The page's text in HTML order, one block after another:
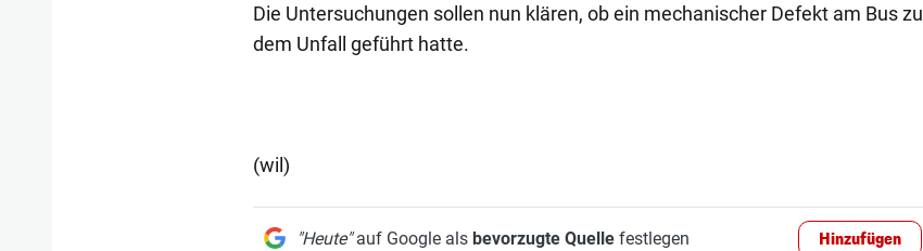
Die Untersuchungen sollen nun klären, ob ein mechanischer Defekt am Bus zu
dem Unfall geführt hatte.
(wil)
"Heute"auf Google als bevorzugte Quellefestlegen Hinzufügen